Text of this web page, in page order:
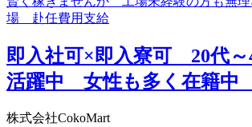
即入社可×即入寮可 20代～
活躍中 女性も多く在籍中
株式会社CokoMart